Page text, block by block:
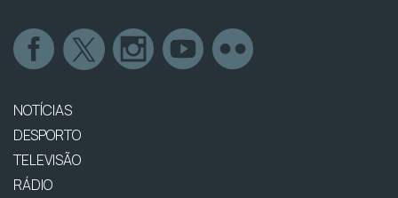
NOTÍCIAS
DESPORTO
TELEVISÃO
RÁDIO